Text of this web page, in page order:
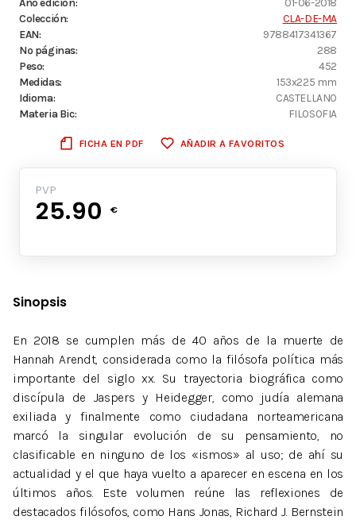
Año edición:
01-06-2018
Colección:
CLA-DE-MA
EAN:
9788417341367
Nº páginas:
288
Peso:
452
Medidas:
153x225 mm
Idioma:
CASTELLANO
Materia Bic:
FILOSOFIA
FICHA EN PDF AÑADIR A FAVORITOS
PVP
25.90 €
Sinopsis
En 2018 se cumplen más de 40 años de la muerte de
Hannah Arendt, considerada como la filósofa política más
importante del siglo xx. Su trayectoria biográfica como
discípula de Jaspers y Heidegger, como judía alemana
exiliada y finalmente como ciudadana norteamericana
marcó la singular evolución de su pensamiento, no
clasificable en ninguno de los «ismos» al uso; de ahí su
actualidad y el que haya vuelto a aparecer en escena en los
últimos años. Este volumen reúne las reflexiones de
destacados filósofos, como Hans Jonas, Richard J. Bernstein